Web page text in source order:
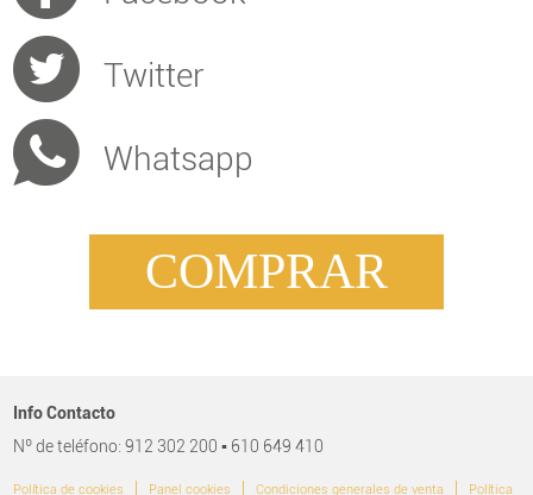
Twitter
Whatsapp
COMPRAR
Info Contacto
Nº de teléfono: 912 302 200 ▪ 610 649 410
Política de cookies Panel cookies Condiciones generales de venta Política